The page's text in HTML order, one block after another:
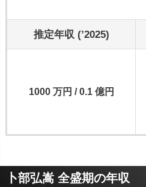
推定年収 (’2025)
1000 万円 / 0.1 億円
卜部弘嵩 全盛期の年収